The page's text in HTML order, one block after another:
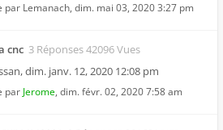
par Lemanach, dim. mai 03, 2020 3:27 pm
cnc 3 Réponses 42096 Vues
,dim. janv. 12, 2020 12:08 pm
par Jerome, dim. févr. 02, 2020 7:58 am